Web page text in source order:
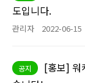
도입니다.
관리자 2022-06-15
공지
[홍보] 워